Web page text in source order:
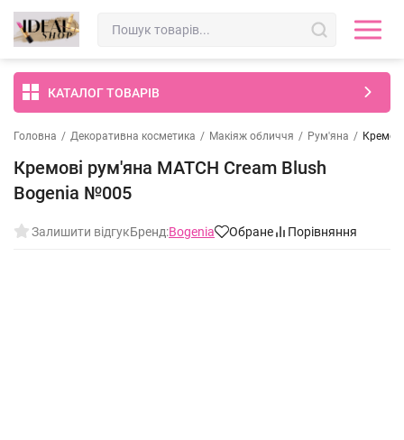
КАТАЛОГ ТОВАРІВ
Головна / Декоративна косметика / Макіяж обличчя / Рум'яна /
Кремові рум'яна MATCH Cream Blush
Bogenia №005
Залишити відгукБренд:Bogenia Обране Порівняння